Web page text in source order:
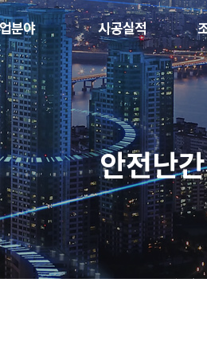
분야 시공실적
안전난